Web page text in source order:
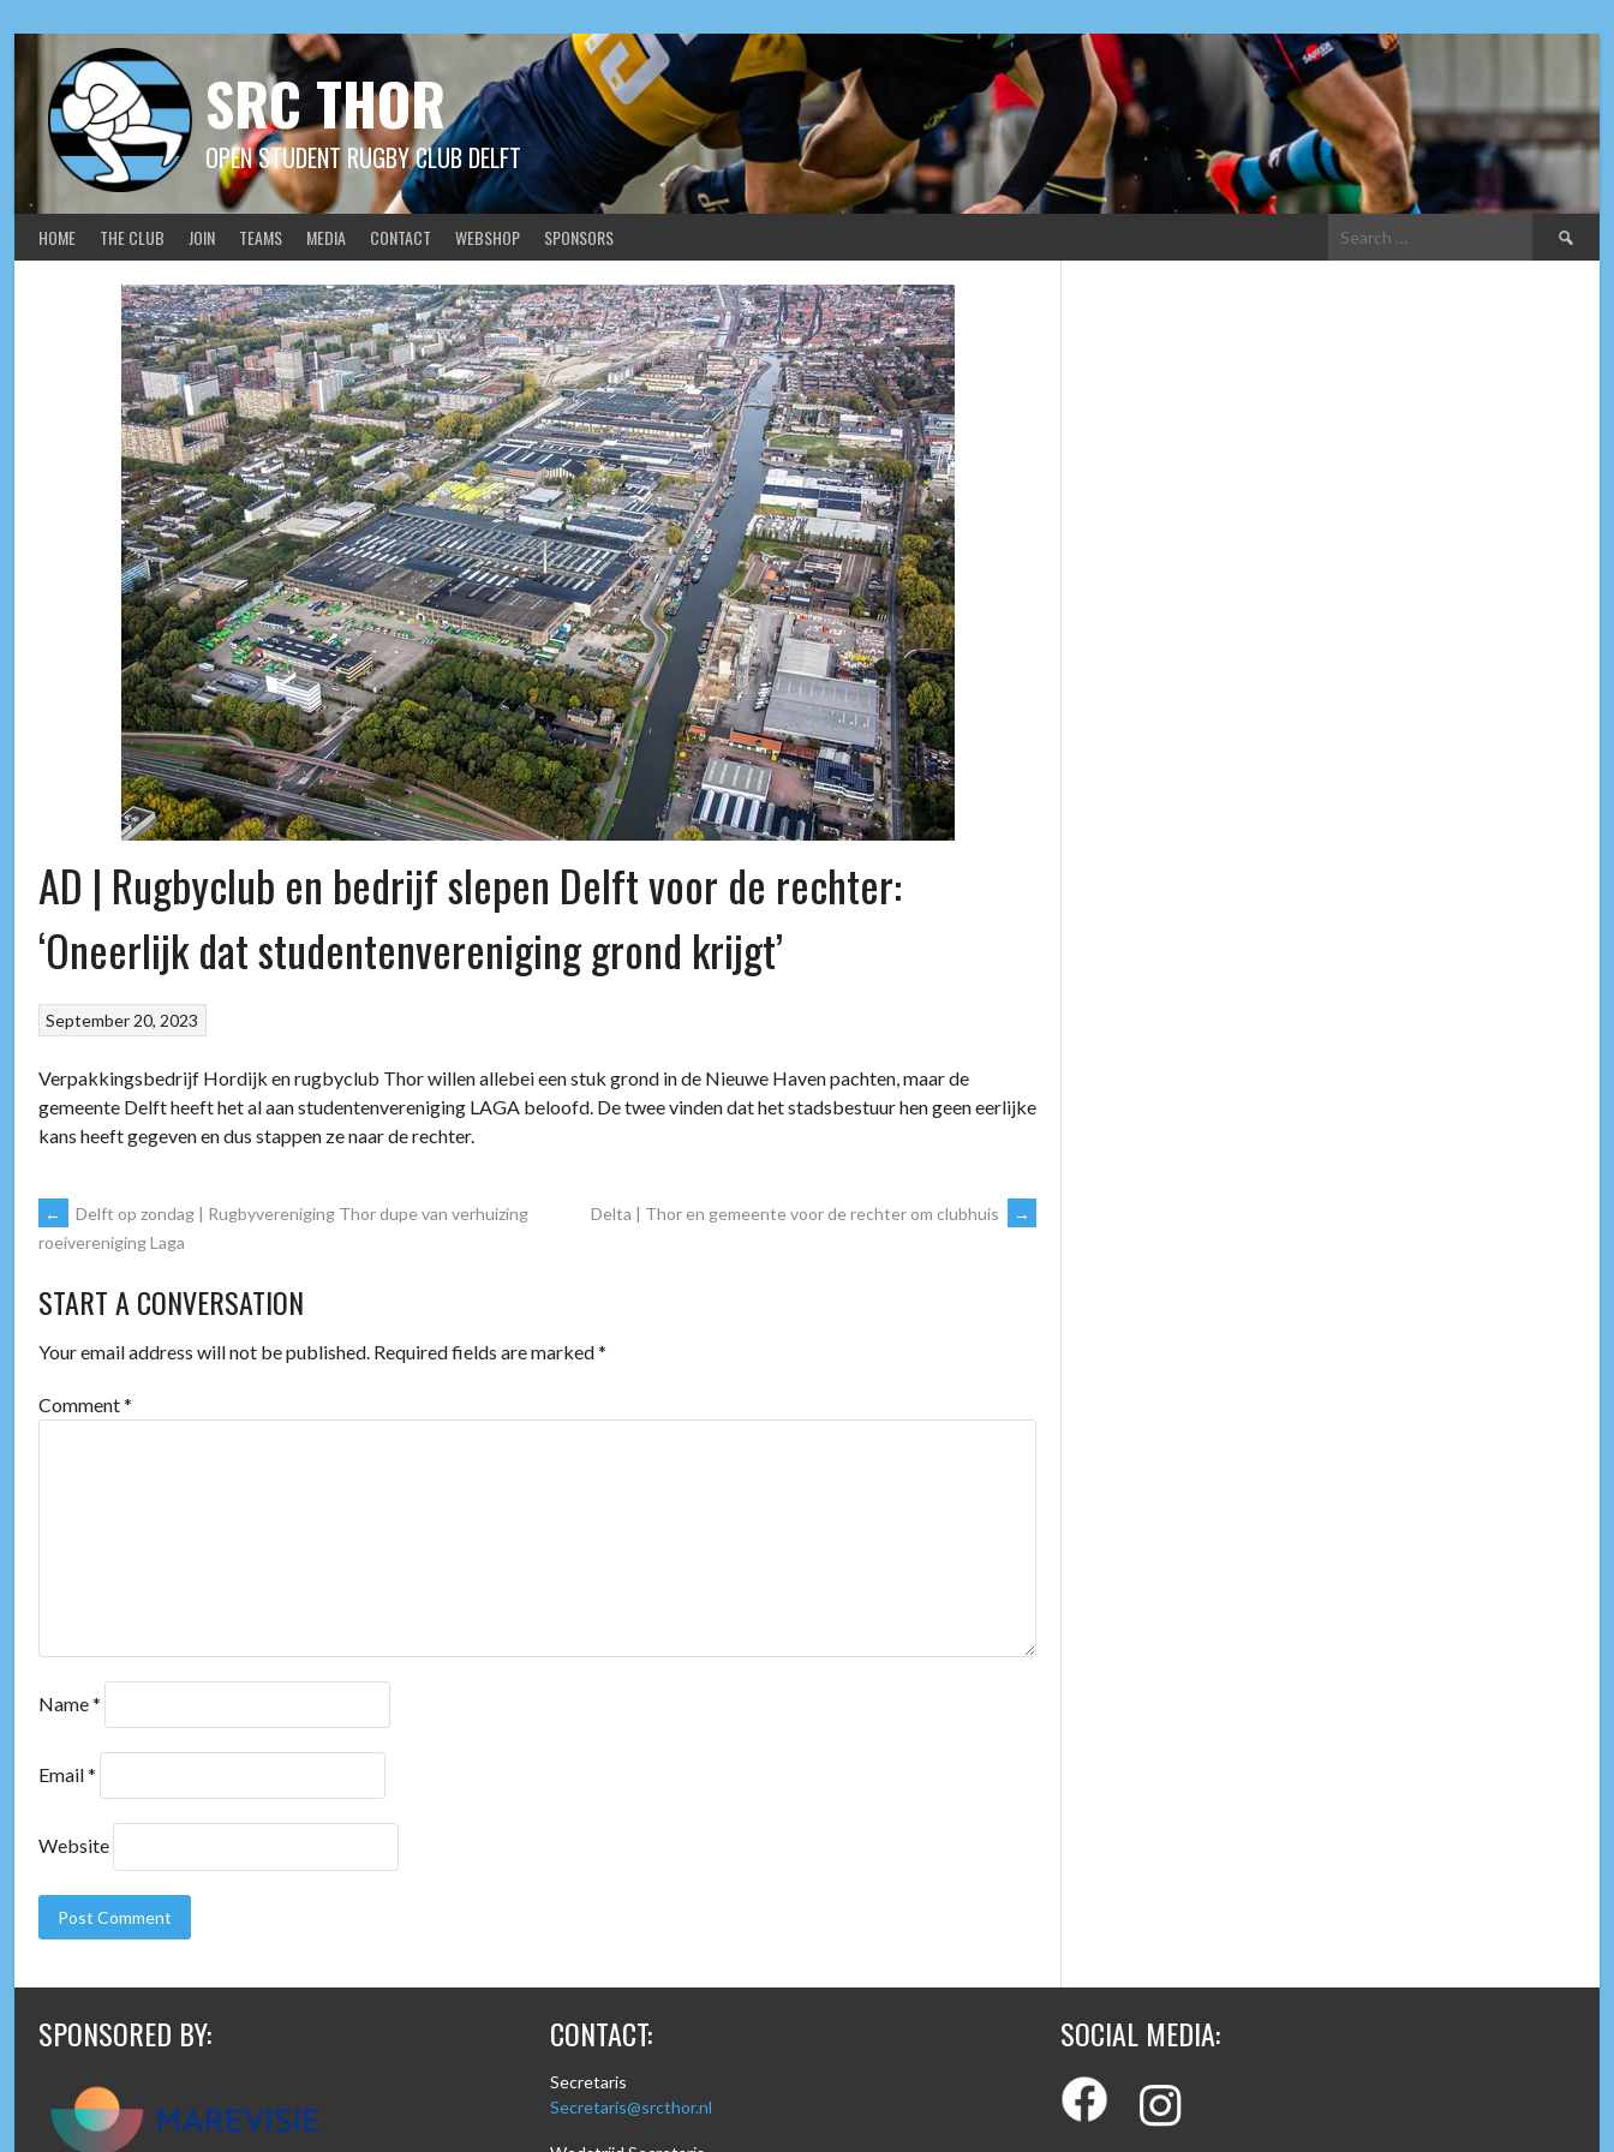
to
SRC THOR
OPEN STUDENT RUGBY CLUB DELFT
HOME THE CLUB JOIN TEAMS MEDIA CONTACT WEBSHOP SPONSORS
Search
for:
AD | Rugbyclub en bedrijf slepen Delft voor de rechter:
‘Oneerlijk dat studentenvereniging grond krijgt’
September 20, 2023
Verpakkingsbedrijf Hordijk en rugbyclub Thor willen allebei een stuk grond in de Nieuwe Haven pachten, maar de
gemeente Delft heeft het al aan studentenvereniging LAGA beloofd. De twee vinden dat het stadsbestuur hen geen eerlijke
kans heeft gegeven en dus stappen ze naar de rechter.
POST
NAVIGATION
←
Delft op zondag | Rugbyvereniging Thor dupe van verhuizing
roeivereniging Laga
Delta | Thor en gemeente voor de rechter om clubhuis →
START A CONVERSATION
Your email address will not be published. Required fields are marked*
Comment*
Name*
Email*
Website
SPONSORED BY: CONTACT:
Secretaris
Secretaris@srcthor.nl
SOCIAL MEDIA: